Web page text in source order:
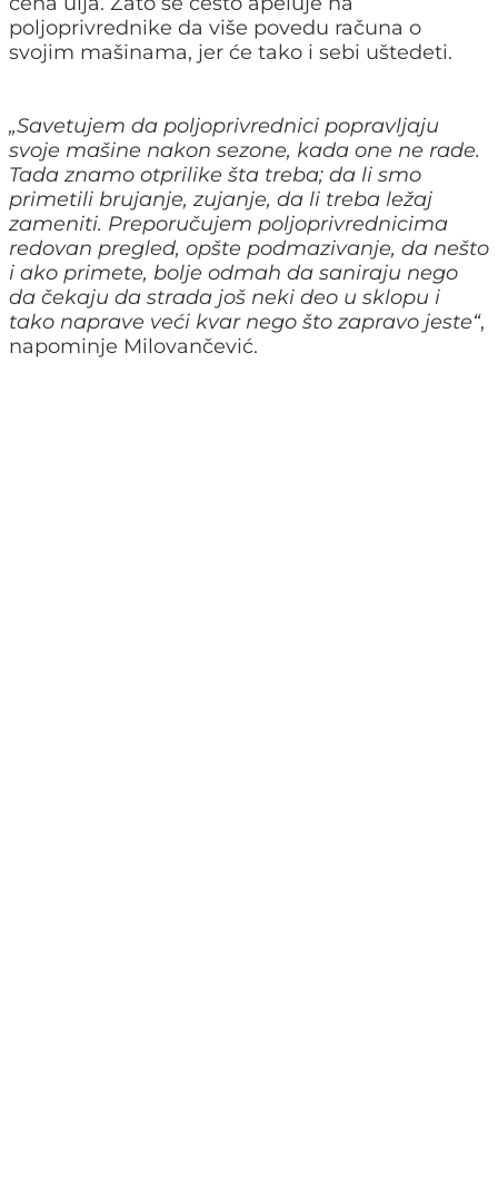
poljoprivrednike da više povedu računa o
svojim mašinama, jer će tako i sebi uštedeti.
„Savetujem da poljoprivrednici popravljaju
svoje mašine nakon sezone, kada one ne rade.
Tada znamo otprilike šta treba; da li smo
primetili brujanje, zujanje, da li treba ležaj
zameniti. Preporučujem poljoprivrednicima
redovan pregled, opšte podmazivanje, da nešto
i ako primete, bolje odmah da saniraju nego
da čekaju da strada još neki deo u sklopu i
tako naprave veći kvar nego što zapravo jeste“,
napominje Milovančević.